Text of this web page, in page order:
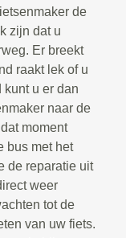
de
zijn dat u
Er breekt
raakt lek of u
kunt u er dan
naar de
moment
bus met het
de reparatie uit
weer
tot de
van uw fiets.